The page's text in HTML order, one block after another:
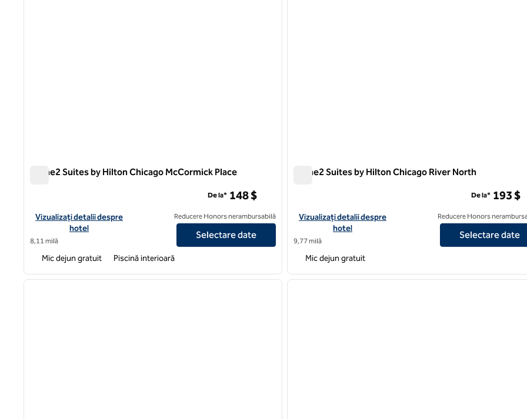
Home2 Suites by Hilton Chicago McCormick Place
Vizualizați detaliile hotelului pentru Home2 Suites by Hilton Chicago McCormick Place
Vizualizați detalii despre
hotel
8,11 milă
De la* 148 $
Reducere Honors nerambursabilă
Selectare date
Mic dejun gratuit Piscină interioară
Home2 Suites by Hilton Chicago River North
Vizualizați detaliile hotelului pentru Home2 Suites by Hilton
Vizualizați detalii despre
hotel
9,77 milă
De la* 193 $
Reducere Honors
Selectare date
Mic dejun gratuit
1 din 12
imaginea următoare
1 din 12